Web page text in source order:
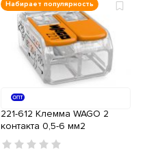
Набирает популярность
221-612 Клемма WAGO 2
контакта 0,5-6 мм2
самозажимная прозрачная
(41А)